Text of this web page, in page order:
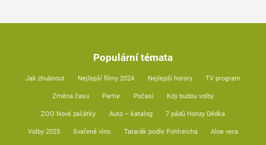
Populární témata
Jak zhubnout Nejlepší filmy 2024 Nejlepší horory TV program
Změna času Partie Počasí Kdy budou volby
ZOO Nové začátky Auto – katalog 7 pádů Honzy Dědka
Volby 2025 Svařené víno Tatarák podle Pohlreicha Aloe vera